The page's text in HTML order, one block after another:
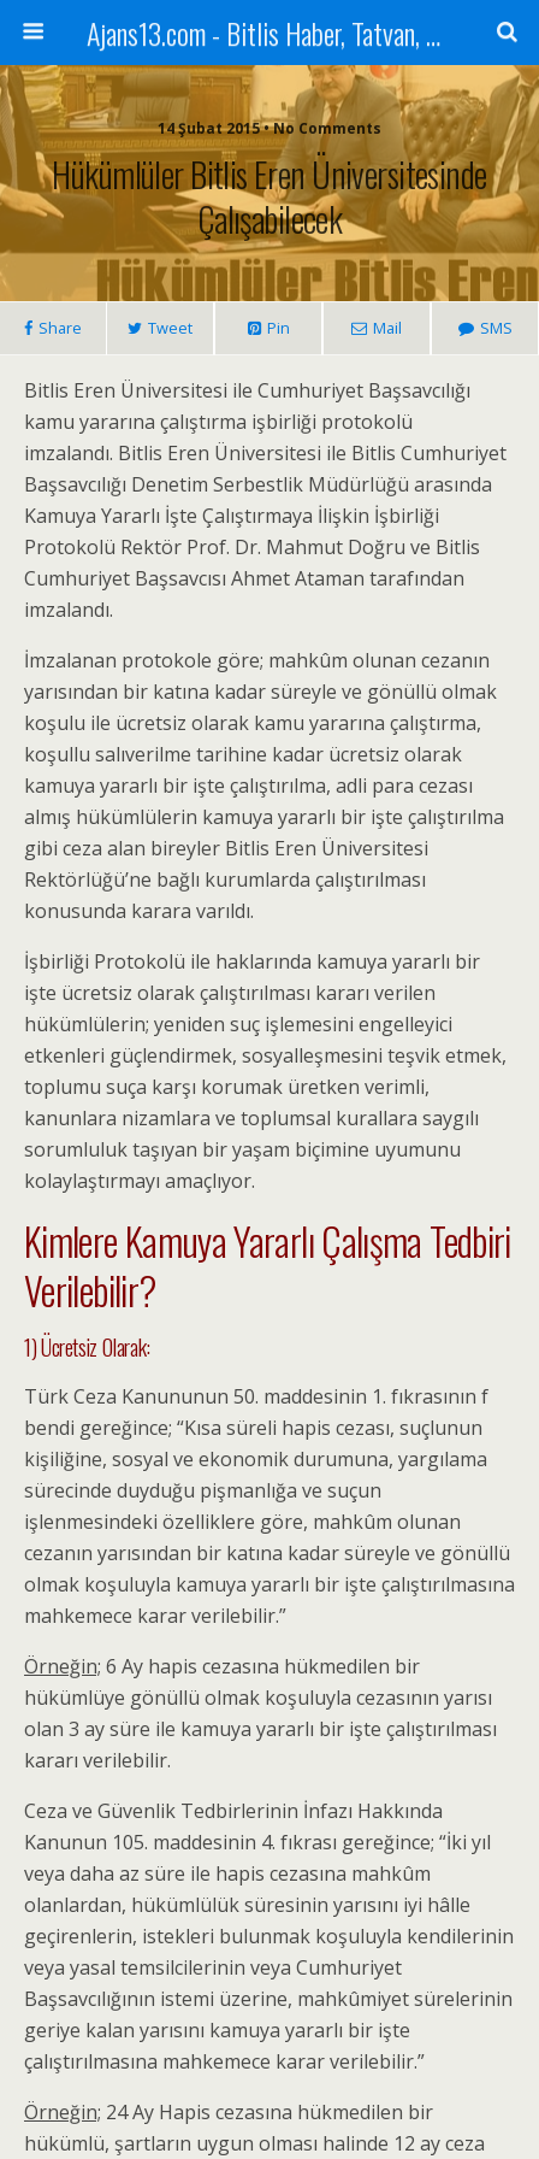
Ajans13.com - Bitlis Haber, Tatvan, Ahlat, Adilcevaz, Mutki, Hizan, Güroymak, Gazete, Ajans, 13, Haber
14 Şubat 2015 • No Comments
Hükümlüler Bitlis Eren Üniversitesinde
Çalışabilecek
Share Tweet Pin Mail SMS
Bitlis Eren Üniversitesi ile Cumhuriyet Başsavcılığı
kamu yararına çalıştırma işbirliği protokolü
imzalandı. Bitlis Eren Üniversitesi ile Bitlis Cumhuriyet
Başsavcılığı Denetim Serbestlik Müdürlüğü arasında
Kamuya Yararlı İşte Çalıştırmaya İlişkin İşbirliği
Protokolü Rektör Prof. Dr. Mahmut Doğru ve Bitlis
Cumhuriyet Başsavcısı Ahmet Ataman tarafından
imzalandı.
İmzalanan protokole göre; mahkûm olunan cezanın
yarısından bir katına kadar süreyle ve gönüllü olmak
koşulu ile ücretsiz olarak kamu yararına çalıştırma,
koşullu salıverilme tarihine kadar ücretsiz olarak
kamuya yararlı bir işte çalıştırılma, adli para cezası
almış hükümlülerin kamuya yararlı bir işte çalıştırılma
gibi ceza alan bireyler Bitlis Eren Üniversitesi
Rektörlüğü’ne bağlı kurumlarda çalıştırılması
konusunda karara varıldı.
İşbirliği Protokolü ile haklarında kamuya yararlı bir
işte ücretsiz olarak çalıştırılması kararı verilen
hükümlülerin; yeniden suç işlemesini engelleyici
etkenleri güçlendirmek, sosyalleşmesini teşvik etmek,
toplumu suça karşı korumak üretken verimli,
kanunlara nizamlara ve toplumsal kurallara saygılı
sorumluluk taşıyan bir yaşam biçimine uyumunu
kolaylaştırmayı amaçlıyor.
Kimlere Kamuya Yararlı Çalışma Tedbiri
Verilebilir?
1) Ücretsiz Olarak:
Türk Ceza Kanununun 50. maddesinin 1. fıkrasının f
bendi gereğince; “Kısa süreli hapis cezası, suçlunun
kişiliğine, sosyal ve ekonomik durumuna, yargılama
sürecinde duyduğu pişmanlığa ve suçun
işlenmesindeki özelliklere göre, mahkûm olunan
cezanın yarısından bir katına kadar süreyle ve gönüllü
olmak koşuluyla kamuya yararlı bir işte çalıştırılmasına
mahkemece karar verilebilir.”
Örneğin; 6 Ay hapis cezasına hükmedilen bir
hükümlüye gönüllü olmak koşuluyla cezasının yarısı
olan 3 ay süre ile kamuya yararlı bir işte çalıştırılması
kararı verilebilir.
Ceza ve Güvenlik Tedbirlerinin İnfazı Hakkında
Kanunun 105. maddesinin 4. fıkrası gereğince; “İki yıl
veya daha az süre ile hapis cezasına mahkûm
olanlardan, hükümlülük süresinin yarısını iyi hâlle
geçirenlerin, istekleri bulunmak koşuluyla kendilerinin
veya yasal temsilcilerinin veya Cumhuriyet
Başsavcılığının istemi üzerine, mahkûmiyet sürelerinin
geriye kalan yarısını kamuya yararlı bir işte
çalıştırılmasına mahkemece karar verilebilir.”
Örneğin; 24 Ay Hapis cezasına hükmedilen bir
hükümlü, şartların uygun olması halinde 12 ay ceza